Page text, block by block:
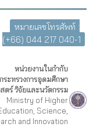
หมายเลขโทรศัพท์ :
(+66) 044 217 040-1
หน่วยงานในกำกับ
กระทรวงการอุดมศึกษา
ตร์ วิจัยและนวัตกรรม
Ministry of Higher
Science,
and Innovation